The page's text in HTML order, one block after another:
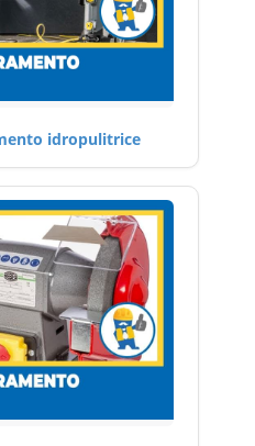
idropulitrice